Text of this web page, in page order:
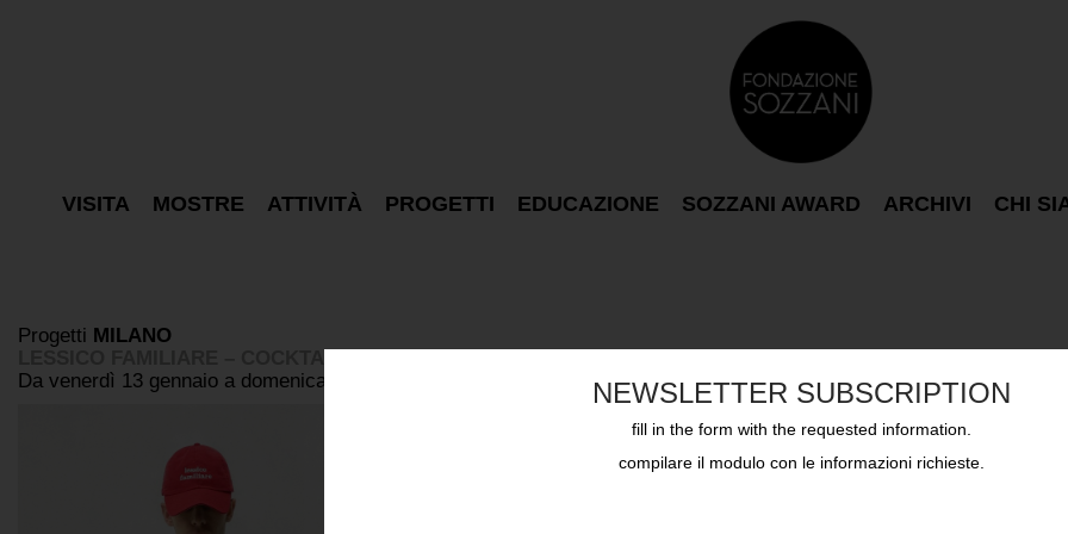
Progetti MILANO
Da venerdì 13 gennaio a domenica 12 febbraio 2023, via Tazzoli 3NEWSLETTER SUBSCRIPTION
fill in the form with the requested information.
compilare il modulo con le informazioni richieste.
VISITA MOSTRE ATTIVITÀ PROGETTI EDUCAZIONE SOZZANI AWARD ARCHIVI CHI